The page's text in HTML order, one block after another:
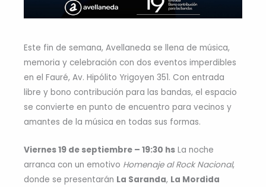
Este fin de semana, Avellaneda se llena de música,
memoria y celebración con dos eventos imperdibles
en el Fauré, Av. Hipólito Yrigoyen 351. Con entrada
libre y bono contribución para las bandas, el espacio
se convierte en punto de encuentro para vecinos y
amantes de la música en todas sus formas.
Viernes 19 de septiembre – 19:30 hs La noche
arranca con un emotivo Homenaje al Rock Nacional,
donde se presentarán La Saranda, La Mordida